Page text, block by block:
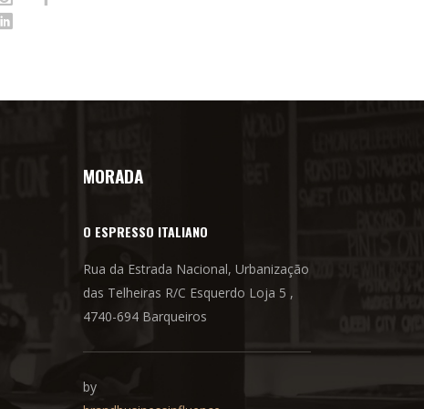
MORADA
O ESPRESSO ITALIANO
Rua da Estrada Nacional, Urbanização
das Telheiras R/C Esquerdo Loja 5 ,
4740-694 Barqueiros
by